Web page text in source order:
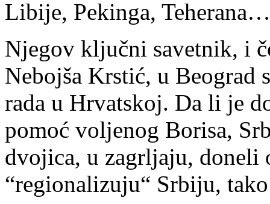
Libije, Pekinga, Teherana…
Njegov ključni savetnik, i
Nebojša Krstić, u Beograd
rada u Hrvatskoj. Da li je
pomoć voljenog Borisa,
dvojica, u zagrljaju, doneli
“regionalizuju“ Srbiju,